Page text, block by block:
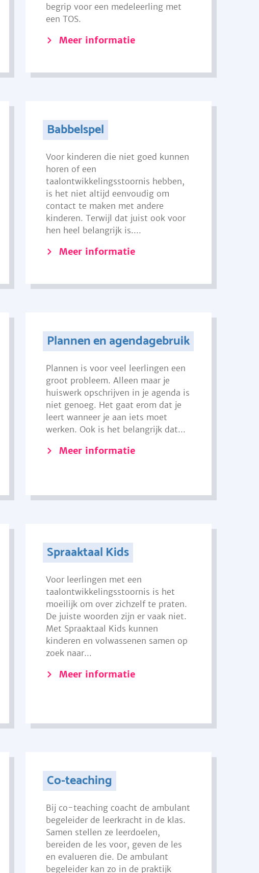
begrip voor een medeleerling met
een TOS.
Meer informatie
Babbelspel
Voor kinderen die niet goed kunnen
horen of een
taalontwikkelingsstoornis hebben,
is het niet altijd eenvoudig om
contact te maken met andere
kinderen. Terwijl dat juist ook voor
hen heel belangrijk is....
Meer informatie
Plannen en agendagebruik
Plannen is voor veel leerlingen een
groot probleem. Alleen maar je
huiswerk opschrijven in je agenda is
niet genoeg. Het gaat erom dat je
leert wanneer je aan iets moet
werken. Ook is het belangrijk dat...
Meer informatie
Spraaktaal Kids
Voor leerlingen met een
taalontwikkelingsstoornis is het
moeilijk om over zichzelf te praten.
De juiste woorden zijn er vaak niet.
Met Spraaktaal Kids kunnen
kinderen en volwassenen samen op
zoek naar...
Meer informatie
Co-teaching
Bij co-teaching coacht de ambulant
begeleider de leerkracht in de klas.
Samen stellen ze leerdoelen,
bereiden de les voor, geven de les
en evalueren die. De ambulant
begeleider kan zo in de praktijk